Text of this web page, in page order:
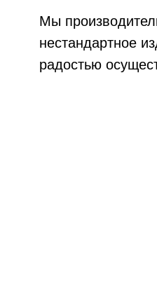
Мы
нестандартное
радостью